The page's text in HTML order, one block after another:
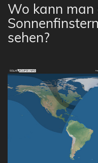
Wo kann man
sehen?